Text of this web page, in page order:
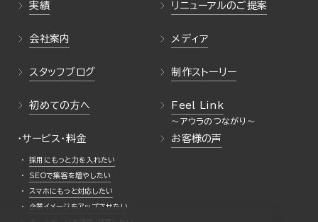
実績 リニューアルのご提案
会社案内 メディア
スタッフブログ 制作ストーリー
初めての方へ Feel Link
・サービス・料金
採用にもっと力を入れたい
SEOで集客を増やしたい
スマホにもっと対応したい
企業イメージをアップさせたい
お客様の声